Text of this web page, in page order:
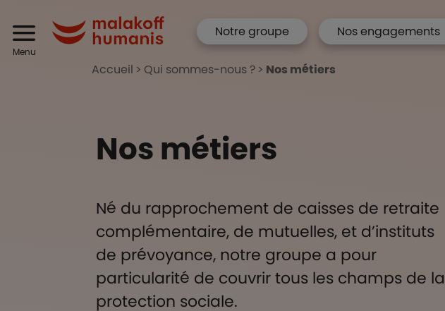
Header
Menu Malakoff Humanis Accueil
Menu corpo
Notre groupe Nos engagements
Accueil Qui sommes-nous ? Nos métiers
Nos métiers
Né du rapprochement de caisses de retraite
complémentaire, de mutuelles, et d’instituts
de prévoyance, notre groupe a pour
particularité de couvrir tous les champs de la
protection sociale.